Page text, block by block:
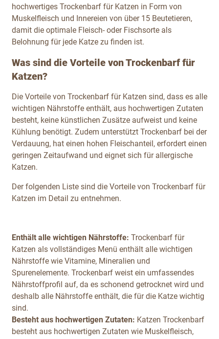
hochwertiges Trockenbarf für Katzen in Form von
Muskelfleisch und Innereien von über 15 Beutetieren,
damit die optimale Fleisch- oder Fischsorte als
Belohnung für jede Katze zu finden ist.
Was sind die Vorteile von Trockenbarf für
Katzen?
Die Vorteile von Trockenbarf für Katzen sind, dass es alle
wichtigen Nährstoffe enthält, aus hochwertigen Zutaten
besteht, keine künstlichen Zusätze aufweist und keine
Kühlung benötigt. Zudem unterstützt Trockenbarf bei der
Verdauung, hat einen hohen Fleischanteil, erfordert einen
geringen Zeitaufwand und eignet sich für allergische
Katzen.
Der folgenden Liste sind die Vorteile von Trockenbarf für
Katzen im Detail zu entnehmen.
Enthält alle wichtigen Nährstoffe: Trockenbarf für
Katzen als vollständiges Menü enthält alle wichtigen
Nährstoffe wie Vitamine, Mineralien und
Spurenelemente. Trockenbarf weist ein umfassendes
Nährstoffprofil auf, da es schonend getrocknet wird und
deshalb alle Nährstoffe enthält, die für die Katze wichtig
sind.
Besteht aus hochwertigen Zutaten: Katzen Trockenbarf
besteht aus hochwertigen Zutaten wie Muskelfleisch,